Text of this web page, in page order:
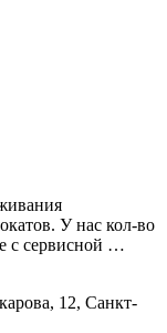
У нас кол-во
с сервисной …
12, Санкт-